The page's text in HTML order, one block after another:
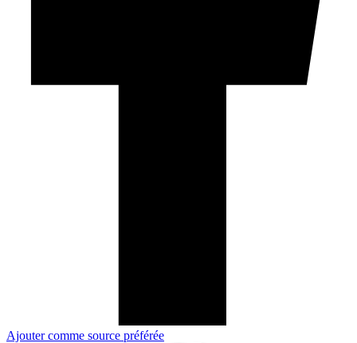
Ajouter comme source préférée